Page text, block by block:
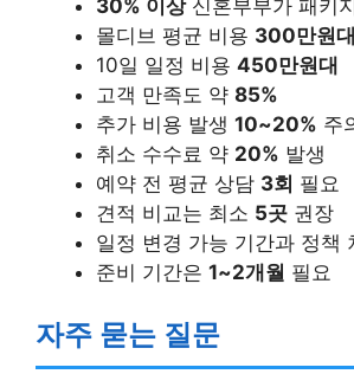
몰디브 평균 비용
300만원
10일 일정 비용450만원대
고객 만족도 약
85%
추가 비용 발생 10~20%
취소 수수료 약 20%발생
예약 전 평균 상담 3회필요
견적 비교는 최소 5곳권장
일정 변경 가능 기간과 정책
준비 기간은 1~2개월필요
자주 묻는 질문